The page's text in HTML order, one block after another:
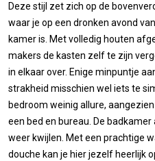
Deze stijl zet zich op de
waar je op een dronken avond
kamer is. Met volledig houten
makers de kasten zelf te zijn
in elkaar over. Enige minpuntje
strakheid misschien wel iets te
bedroom weinig allure,
een bed en bureau. De
weer kwijlen. Met een prachtige
douche kan je hier jezelf heerlijk